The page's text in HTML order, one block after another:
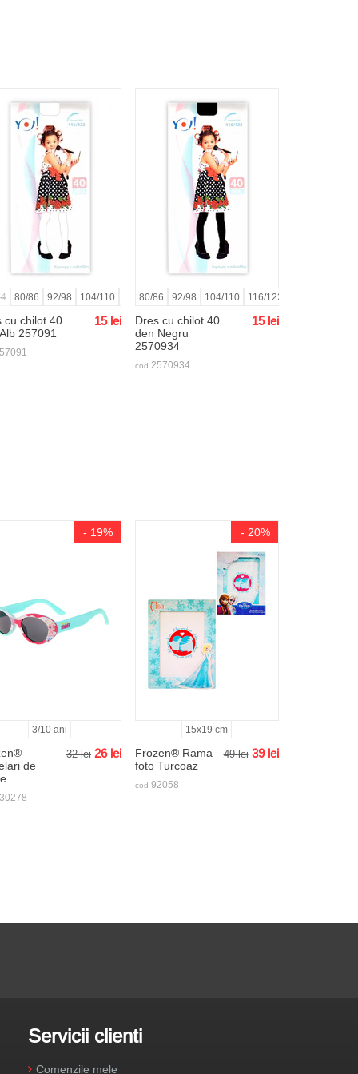
158 164/170 170/176 176
80/86 92/98 104/110 116/122 128/134 140/146 152/158
cu chilot 40
257091
15 lei
80/86 92/98 104/110 116/122
Dres cu chilot 40
den Negru
2570934
15 lei
cod 2570934
- 19%
3/10 ani
de
32 lei 26 lei
- 20%
15x19 cm
Frozen® Rama
foto Turcoaz
49 lei 39 lei
cod 92058
Servicii clienti
Comenzile mele